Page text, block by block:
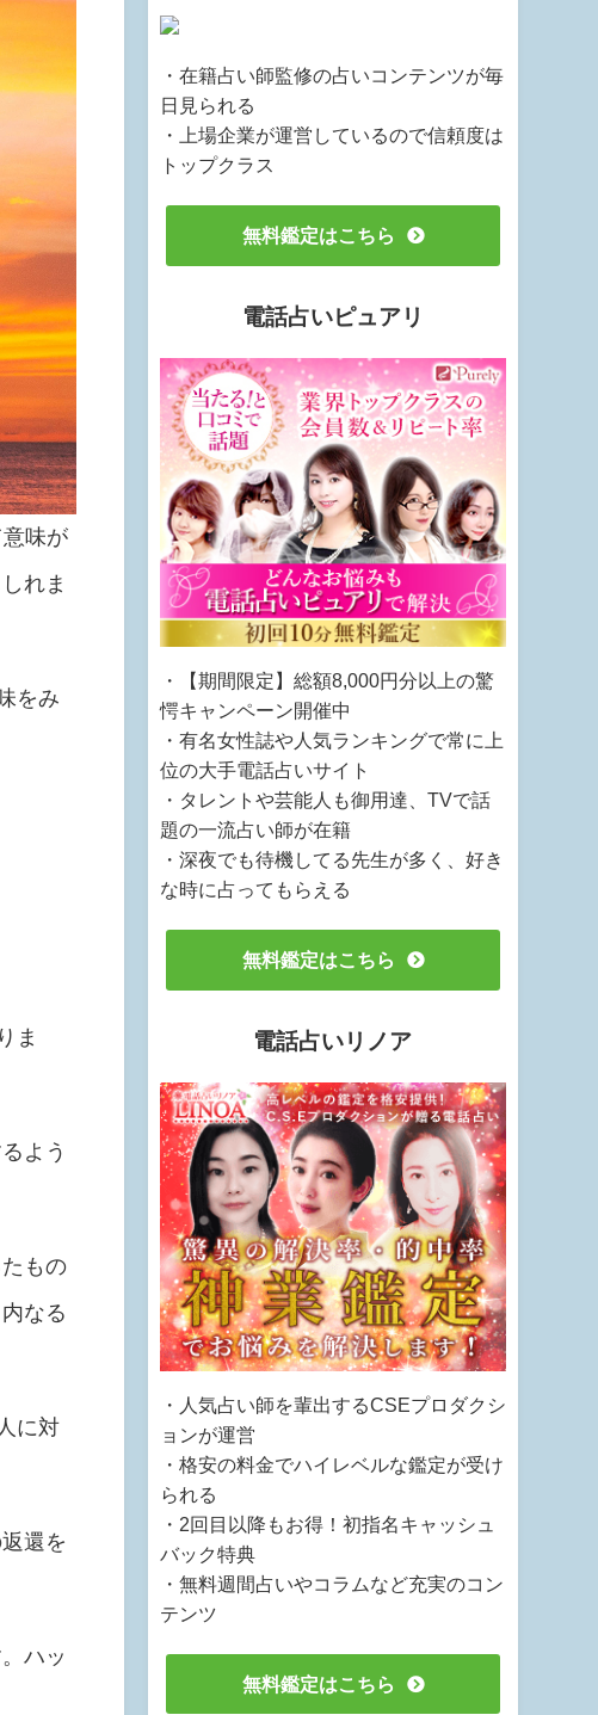
味が
れま
をみ
ま
よう
もの
なる
に対
還を
ハッ
・在籍占い師監修の占いコンテンツが毎
日見られる
・上場企業が運営しているので信頼度は
トップクラス
無料鑑定はこちら
電話占いピュアリ
・【期間限定】総額8,000円分以上の驚
愕キャンペーン開催中
・有名女性誌や人気ランキングで常に上
位の大手電話占いサイト
・タレントや芸能人も御用達、TVで話
題の一流占い師が在籍
・深夜でも待機してる先生が多く、好き
な時に占ってもらえる
無料鑑定はこちら
電話占いリノア
・人気占い師を輩出するCSEプロダクシ
ョンが運営
・格安の料金でハイレベルな鑑定が受け
られる
・2回目以降もお得！初指名キャッシュ
バック特典
・無料週間占いやコラムなど充実のコン
テンツ
無料鑑定はこちら